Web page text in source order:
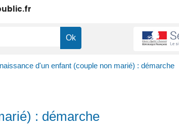
d'un enfant (couple non marié) : démarche
: démarche